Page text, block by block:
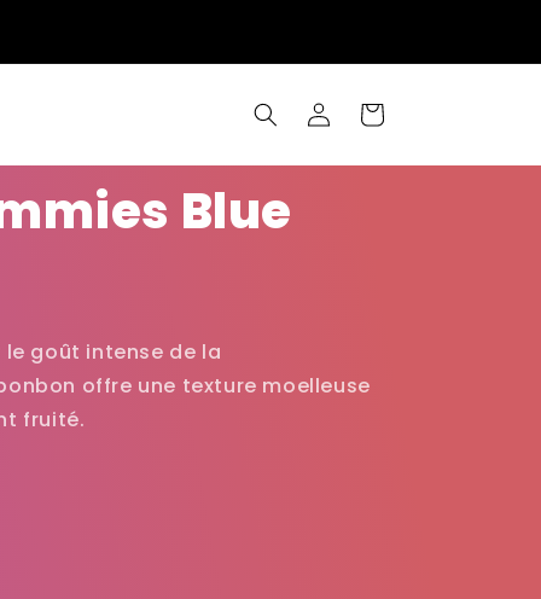
ConnexionPanier
Blue
goût intense de la
offre une texture moelleuse
fruité.